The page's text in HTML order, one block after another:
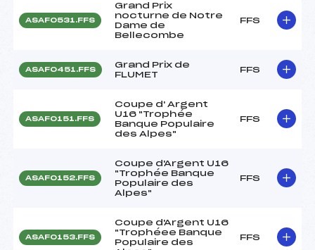
ASAF0531.FFS
Grand Prix
nocturne de Notre
Dame de
Bellecombe
FFS
ASAF0451.FFS
Grand Prix de
FLUMET
FFS
ASAF0151.FFS
Coupe d' Argent
U16 "Trophée
Banque Populaire
des Alpes"
FFS
ASAF0152.FFS
Coupe d'Argent U16
"Trophée Banque
Populaire des
Alpes"
FFS
ASAF0153.FFS
Coupe d'Argent U16
"Trophéee Banque
Populaire des
FFS